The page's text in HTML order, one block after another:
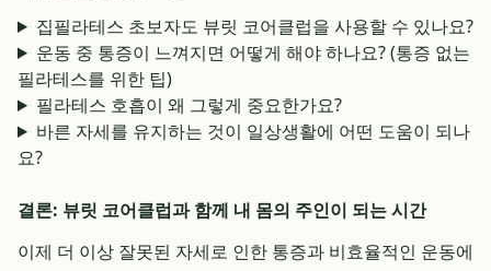
집필라테스 초보자도 뷰릿 코어클럽을 사용할 수 있나요?
운동 중 통증이 느껴지면 어떻게 해야 하나요? (통증 없는
필라테스를 위한 팁)
필라테스 호흡이 왜 그렇게 중요한가요?
바른 자세를 유지하는 것이 일상생활에 어떤 도움이 되나
요?
결론: 뷰릿 코어클럽과 함께 내 몸의 주인이 되는 시간
이제 더 이상 잘못된 자세로 인한 통증과 비효율적인 운동에